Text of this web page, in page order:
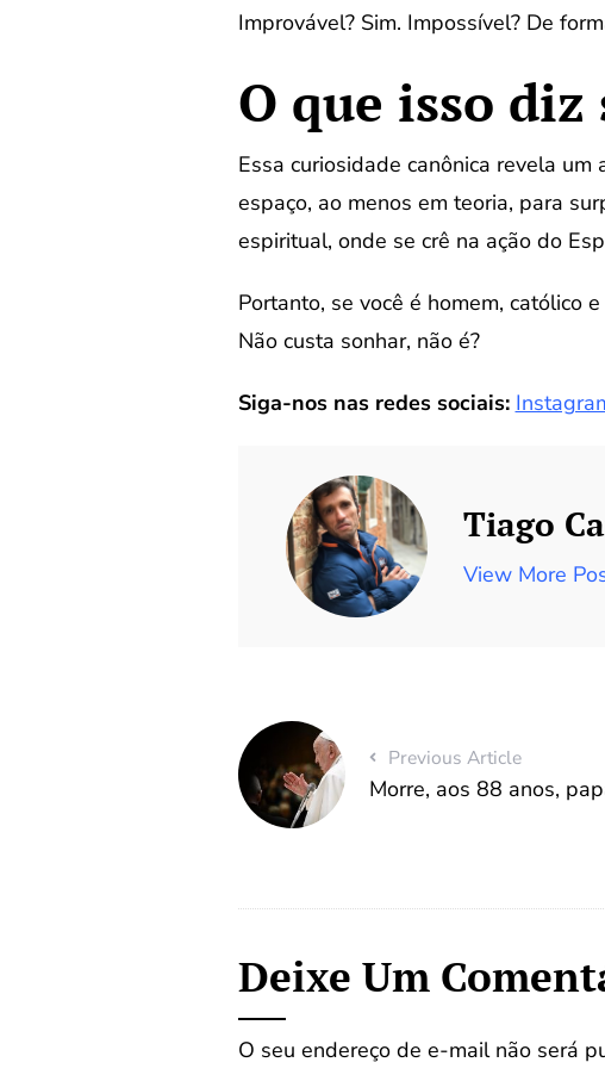
Improvável? Sim. Impossível? De
O que isso
Essa curiosidade canônica revela
espaço, ao menos em teoria, para
espiritual, onde se crê na ação do
Portanto, se você é homem, católico
Não custa sonhar, não é?
Siga-nos nas redes sociais:
Tiago
View More
Previous Article
Morre, aos 88 anos,
Deixe Um
O seu endereço de e-mail não será